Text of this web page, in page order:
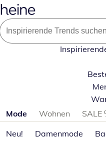
Produktkategorien
Mode Wohnen SALE
Neu!
Damenmode